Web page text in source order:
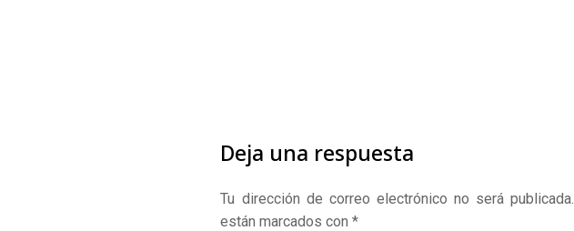
Deja una respuesta
Tu dirección de correo electrónico no será publicada.
están marcados con*